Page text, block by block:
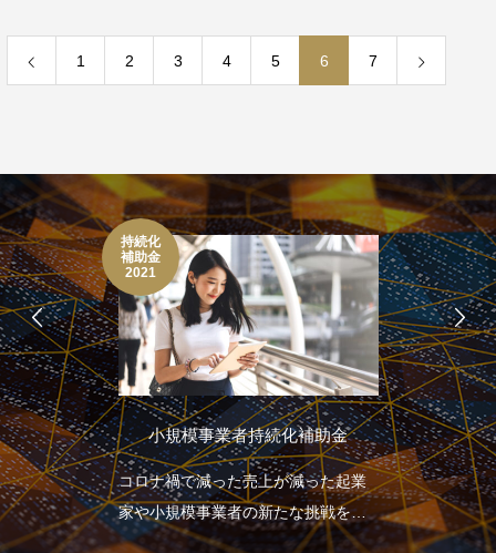
1 2 3 4 5 6 7
持続化
補助金
2021
小規模事業者持続化補助金
コロナ禍で減った売上が減った起業
家や小規模事業者の新たな挑戦を応
援します。